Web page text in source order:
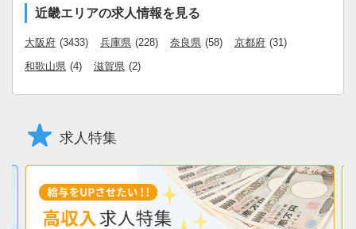
近畿エリアの求人情報を見る
大阪府 (3433) 兵庫県 (228) 奈良県 (58) 京都府 (31)
和歌山県 (4) 滋賀県 (2)
求人特集